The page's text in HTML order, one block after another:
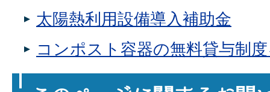
太陽熱利用設備導入補助金
コンポスト容器の無料貸与制